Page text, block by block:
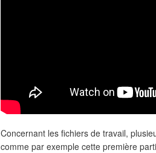
Concernant les fichiers de travail,
comme par exemple cette première